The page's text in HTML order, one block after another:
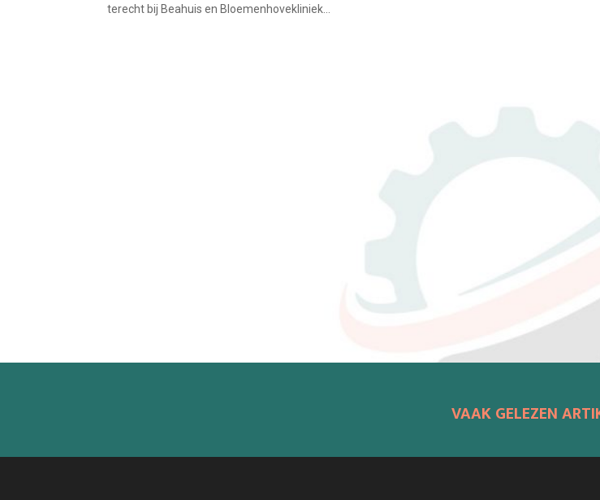
terecht bij Beahuis en Bloemenhovekliniek...
VAAK GELEZEN